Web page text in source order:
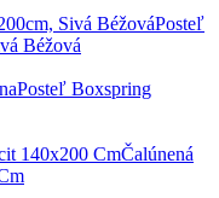
Posteľ
Béžová
Posteľ Boxspring
Čalúnená